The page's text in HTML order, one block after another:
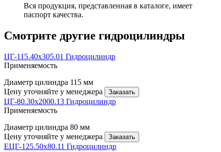
Вся продукция, представленная в каталоге, имеет
паспорт качества.
Смотрите другие гидроцилиндры
ЦГ-115.40х305.01 Гидроцилиндр
Применяемость
Диаметр цилиндра 115 мм
Цену уточняйте у менеджера
Заказать
ЦГ-80.30х2000.13 Гидроцилиндр
Применяемость
Диаметр цилиндра 80 мм
Цену уточняйте у менеджера
Заказать
ЕЦГ-125.50х80.11 Гидроцилиндр